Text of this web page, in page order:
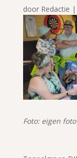
door Redactie |
Foto: eigen foto